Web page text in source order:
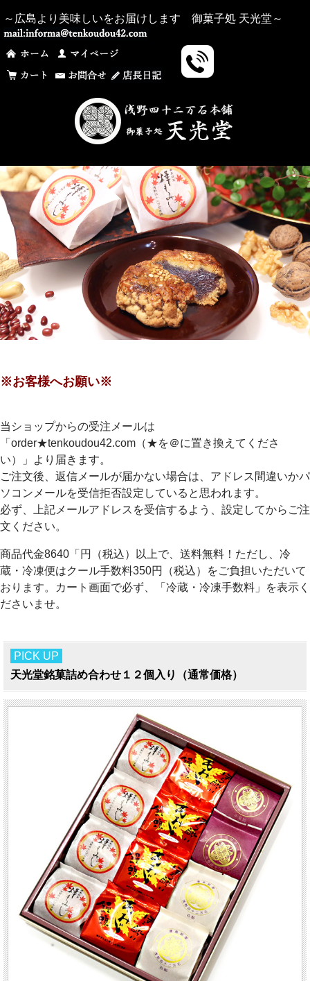
～広島より美味しいをお届けします 御菓子処 天光堂～
※お客様へお願い※
当ショップからの受注メールは
「order★tenkoudou42.com（★を＠に置き換えてくださ
い）」より届きます。
ご注文後、返信メールが届かない場合は、アドレス間違いかパ
ソコンメールを受信拒否設定していると思われます。
必ず、上記メールアドレスを受信するよう、設定してからご注
文ください。
商品代金8640「円（税込）以上で、送料無料！ただし、冷
蔵・冷凍便はクール手数料350円（税込）をご負担いただいて
おります。カート画面で必ず、「冷蔵・冷凍手数料」を表示く
ださいませ。
PICK UP
天光堂銘菓詰め合わせ１２個入り（通常価格）